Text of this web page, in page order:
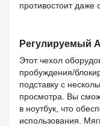
противостоит
Регулируемый
Этот чехол
пробуждения/
подставку с
просмотра. Вы
в ноутбук, что
использования.